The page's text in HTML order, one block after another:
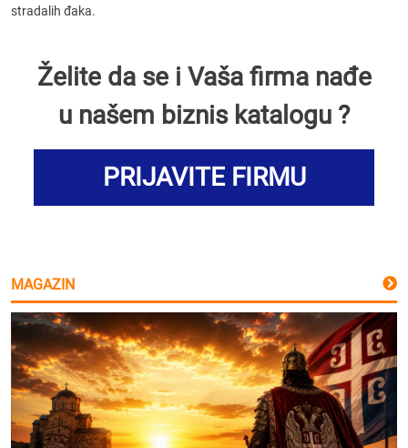
stradalih đaka.
Želite da se i Vaša firma nađe
u našem biznis katalogu ?
PRIJAVITE FIRMU
MAGAZIN